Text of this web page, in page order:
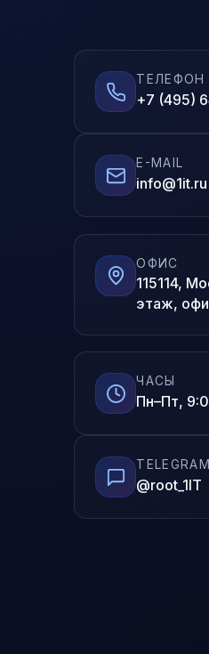
ТЕЛЕФОН
+7 (495)
E-MAIL
info@1it.ru
ОФИС
115114,
этаж,
ЧАСЫ
Пн–Пт,
TELEGRAM
@root_1IT